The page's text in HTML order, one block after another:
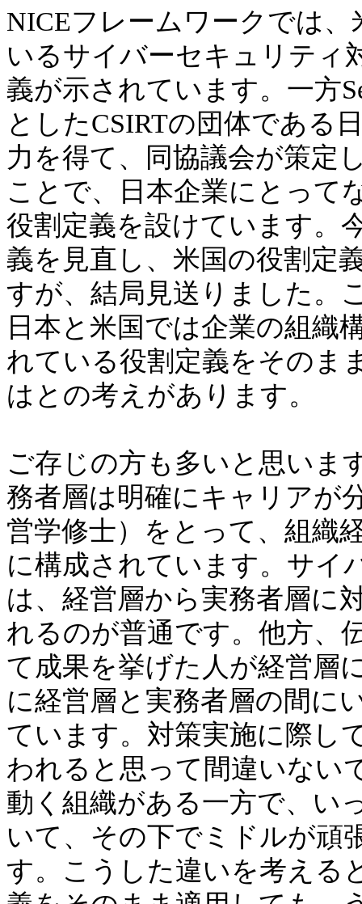
NICEフレームワークでは
いるサイバーセキュリティ
義が示されています。一方
としたCSIRTの団体である
力を得て、同協議会が策定
ことで、日本企業にとって
役割定義を設けています。
義を見直し、米国の役割定
すが、結局見送りました。
日本と米国では企業の組織
れている役割定義をそのま
はとの考えがあります。
ご存じの方も多いと思いま
務者層は明確にキャリアが
営学修士）をとって、組織
に構成されています。サイ
は、経営層から実務者層に
れるのが普通です。他方、
て成果を挙げた人が経営層
に経営層と実務者層の間に
ています。対策実施に際し
われると思って間違いない
動く組織がある一方で、い
いて、その下でミドルが頑
す。こうした違いを考える